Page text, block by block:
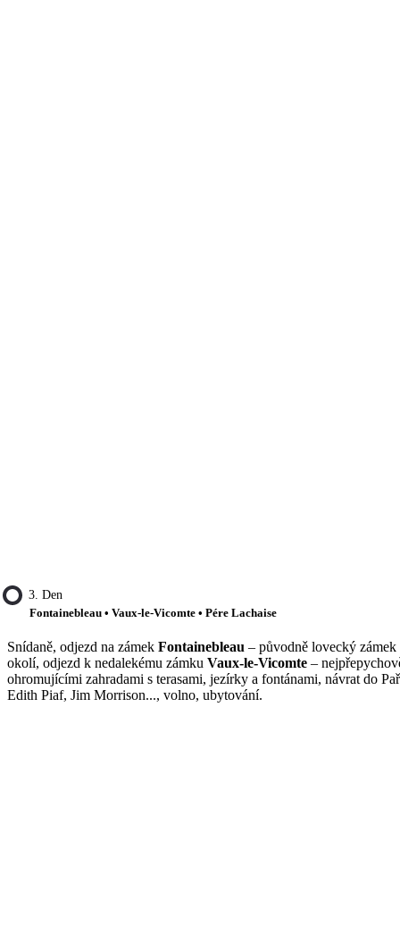
3. Den
Fontainebleau • Vaux-le-Vicomte • Pére Lachaise
Snídaně, odjezd na zámek Fontainebleau – původně lovecký
okolí, odjezd k nedalekému zámku Vaux-le-Vicomte –
ohromujícími zahradami s terasami, jezírky a fontánami, návrat do
Edith Piaf, Jim Morrison..., volno, ubytování.